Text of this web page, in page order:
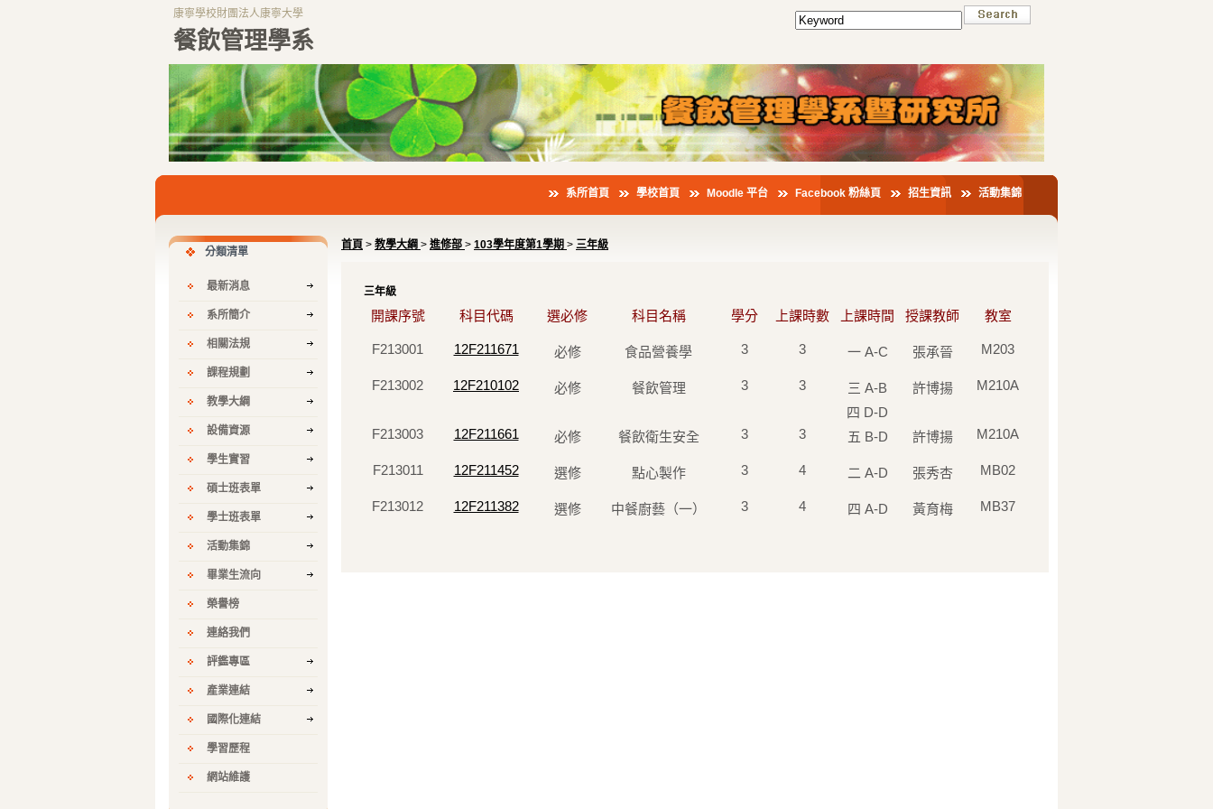
餐飲管理學系
康寧學校財團法人康寧大學
系所首頁 學校首頁 Moodle 平台 Facebook 粉絲頁 招生資訊 活動集錦
分類清單
最新消息
系所簡介
相關法規
課程規劃
教學大綱
設備資源
學生實習
碩士班表單
學士班表單
活動集錦
畢業生流向
榮譽榜
連絡我們
評鑑專區
產業連結
國際化連結
學習歷程
網站維護
首頁 > 教學大綱 > 進修部 > 103學年度第1學期 > 三年級
三年級
開課序號 科目代碼 選必修 科目名稱 學分 上課時數 上課時間 授課教師 教室
F213001 12F211671 必修 食品營養學 3 3 一 A-C 張承晉 M203
F213002 12F210102 必修 餐飲管理 3 3 三 A-B 許博揚
M210A
四 D-D
F213003
12F211661 必修 餐飲衛生安全 3 3 五 B-D 許博揚 M210A
F213011 12F211452 選修 點心製作 3 4 二 A-D 張秀杏 MB02
F213012 12F211382 選修 中餐廚藝（一） 3 4 四 A-D 黃育梅 MB37